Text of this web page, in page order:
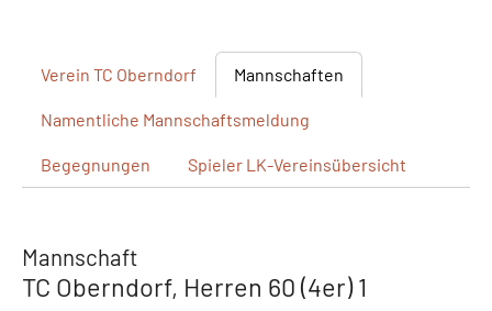
Verein TC Oberndorf Mannschaften
Namentliche Mannschaftsmeldung
Begegnungen Spieler LK-Vereinsübersicht
Mannschaft
TC Oberndorf, Herren 60 (4er) 1